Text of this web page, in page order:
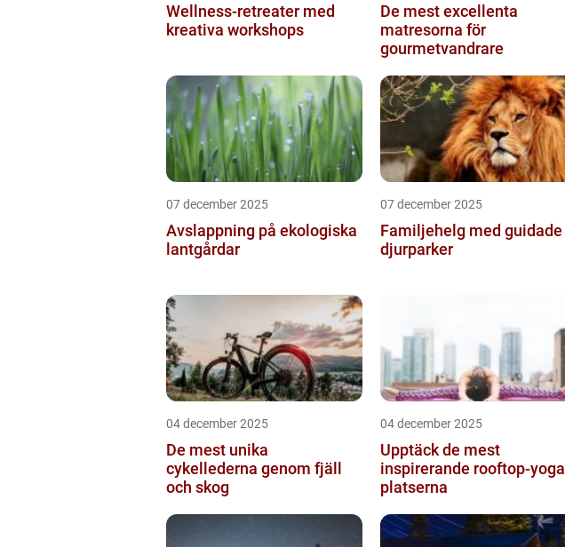
Wellness-retreater med
kreativa workshops
De mest excellenta
matresorna för
gourmetvandrare
07 december 2025
Avslappning på ekologiska
lantgårdar
07 december 2025
Familjehelg med guidade
djurparker
04 december 2025
De mest unika
cykellederna genom fjäll
och skog
04 december 2025
Upptäck de mest
inspirerande rooftop-yoga
platserna